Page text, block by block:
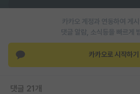
반도체/AI 게시판
장학금/장학생 게시판
카카오 계정과 연동하여 게
댓글 알람, 소식등을 빠르게
카카오로 시작하기
댓글 21개